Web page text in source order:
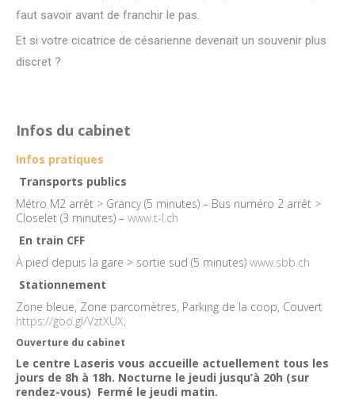
faut savoir avant de franchir le pas.
Et si votre cicatrice de césarienne devenait un souvenir plus
discret ?
Infos du cabinet
Infos pratiques
Transports publics
Métro M2 arrêt > Grancy (5 minutes) – Bus numéro 2 arrêt >
Closelet (3 minutes) – www.t-l.ch
En train CFF
À pied depuis la gare > sortie sud (5 minutes) www.sbb.ch
Stationnement
Zone bleue, Zone parcomètres, Parking de la coop, Couvert
https://goo.gl/VztXUX,
Ouverture du cabinet
Le centre Laseris vous accueille actuellement tous les
jours de 8h à 18h. Nocturne le jeudi jusqu’à 20h (sur
rendez-vous) Fermé le jeudi matin.